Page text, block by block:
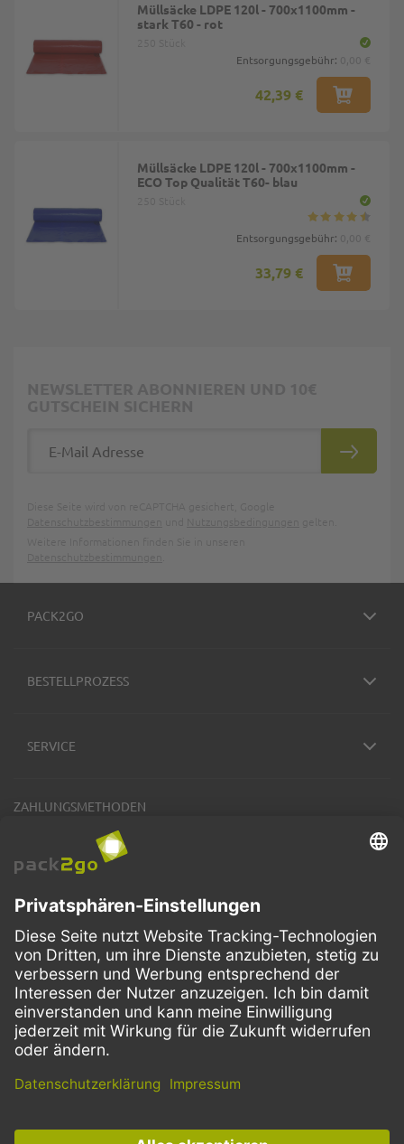
Müllsäcke LDPE 120l - 700x1100mm -
stark T60 - rot
Entsorgungsgebühr:
42,39 €
Müllsäcke LDPE 120l - 700x1100mm -
ECO Top Qualität T60- blau
Entsorgungsgebühr:
33,79 €
PACK2GO
BESTELLPROZESS
SERVICE
ZAHLUNGSMETHODEN
VERSANDARTEN
FacebookInstagramLinkedIn